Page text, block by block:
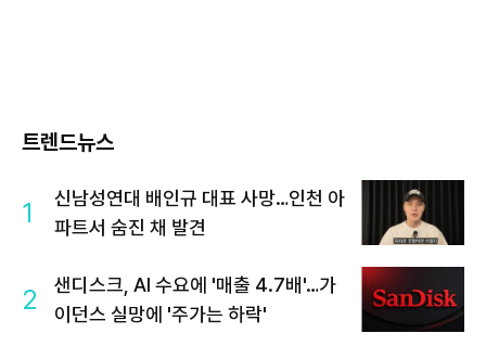
트렌드뉴스
1
신남성연대 배인규 대표 사망…인천 아
파트서 숨진 채 발견
2
샌디스크, AI 수요에 '매출 4.7배'…가
이던스 실망에 '주가는 하락'